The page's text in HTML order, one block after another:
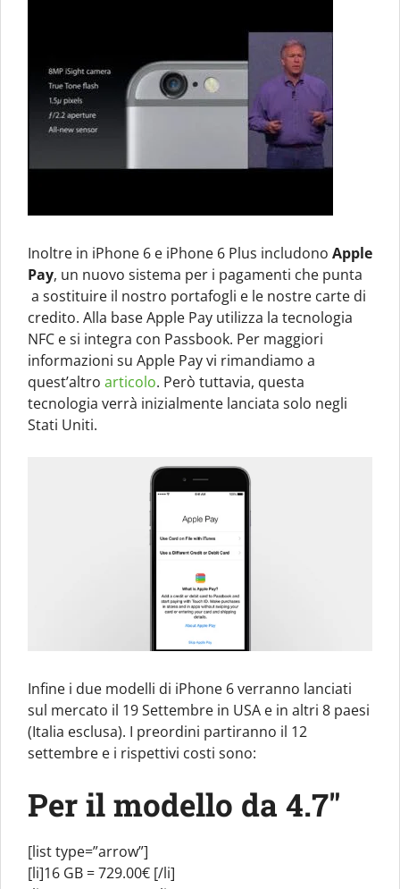
Inoltre in iPhone 6 e iPhone 6 Plus includono Apple
Pay, un nuovo sistema per i pagamenti che punta
a sostituire il nostro portafogli e le nostre carte di
credito. Alla base Apple Pay utilizza la tecnologia
NFC e si integra con Passbook. Per maggiori
informazioni su Apple Pay vi rimandiamo a
quest’altro articolo. Però tuttavia, questa
tecnologia verrà inizialmente lanciata solo negli
Stati Uniti.
Infine i due modelli di iPhone 6 verranno lanciati
sul mercato il 19 Settembre in USA e in altri 8 paesi
(Italia esclusa). I preordini partiranno il 12
settembre e i rispettivi costi sono:
Per il modello da 4.7″
[list type=”arrow”]
[li]16 GB = 729.00€ [/li]